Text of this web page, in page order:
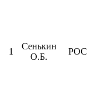
1
Сенькин
О.Б.
РОС